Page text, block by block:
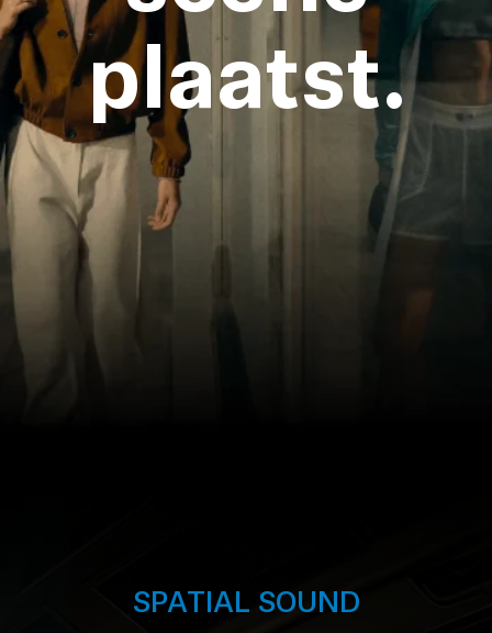
plaatst.
SPATIAL SOUND